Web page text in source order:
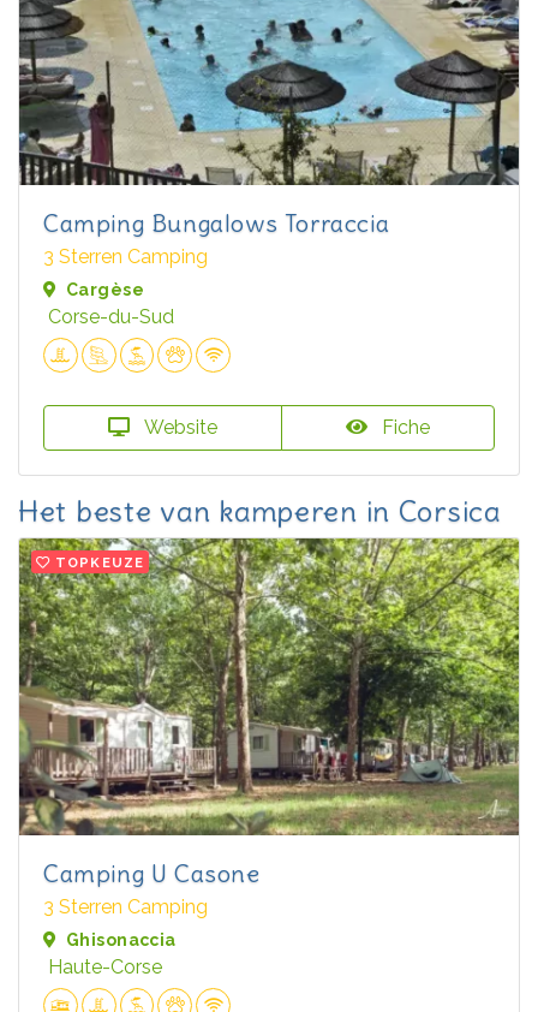
Camping Bungalows Torraccia
3 Sterren Camping
Cargèse
Corse-du-Sud
Website Fiche
Het beste van kamperen in Corsica
TOPKEUZE
Camping U Casone
3 Sterren Camping
Ghisonaccia
Haute-Corse